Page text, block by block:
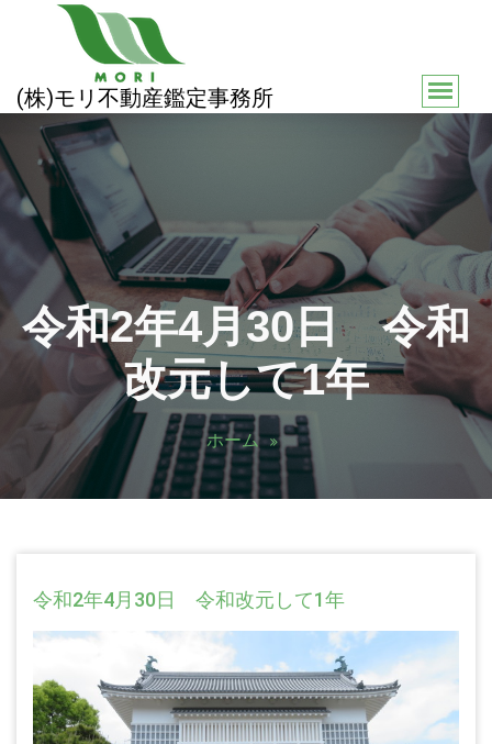
ツ
へ
ス
(株)モリ不動産鑑定事務所
令和2年4月30日 令和
改元して1年
ホーム
令和2年4月30日 令和改元して1年